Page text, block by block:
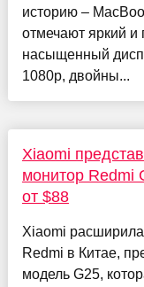
историю –
отмечают яркий
насыщенный
1080p, двойны...
Xiaomi
монитор Redmi
от $88
Xiaomi
Redmi в Китае,
модель G25,